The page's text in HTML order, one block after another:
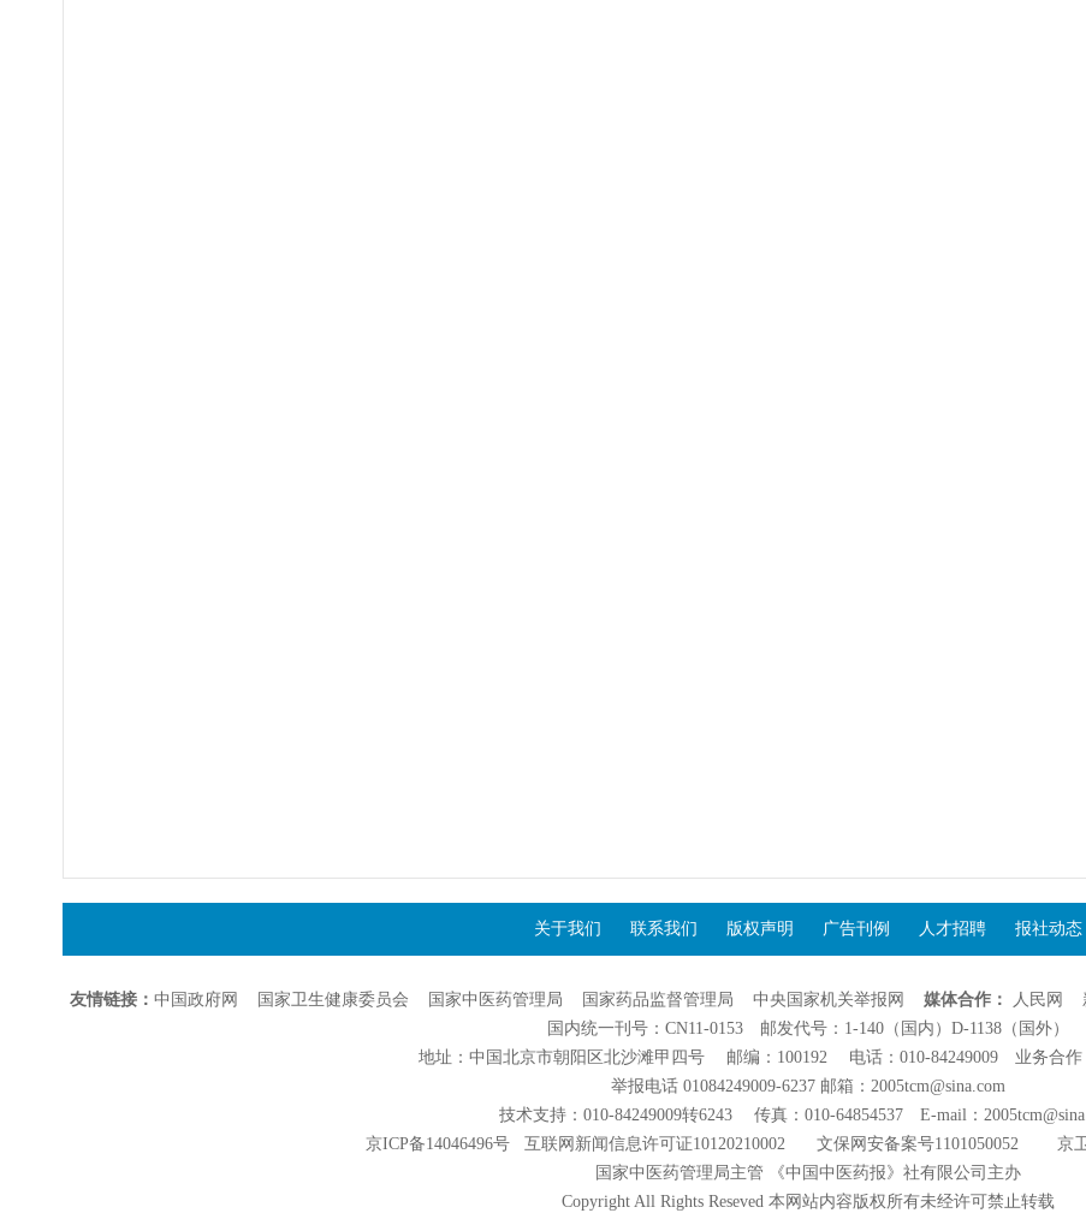
关于我们 联系我们 版权声明 广告刊例 人才招聘 报社动态
友情链接： 中国政府网 国家卫生健康委员会 国家中医药管理局 国家药品监督管理局 中央国家机关举报网 媒体合作： 人民网
国内统一刊号：CN11-0153 邮发代号：1-140（国内）D-1138（国外）
地址：中国北京市朝阳区北沙滩甲四号 邮编：100192 电话：010-84249009 业务合作
举报电话 01084249009-6237 邮箱：2005tcm@sina.com
技术支持：010-84249009转6243 传真：010-64854537 E-mail：
京ICP备14046496号
互联网新闻信息许可证10120210002文保网安备案号1101050052 京
国家中医药管理局主管 《中国中医药报》社有限公司主办
Copyright All Rights Reseved 本网站内容版权所有未经许可禁止转载